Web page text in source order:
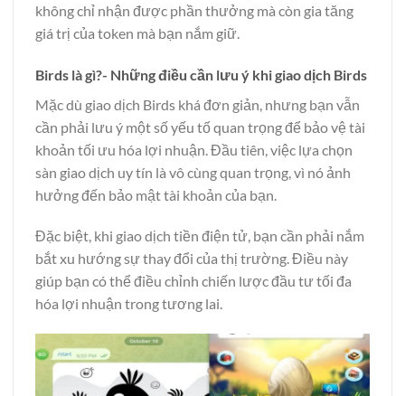
không chỉ nhận được phần thưởng mà còn gia tăng
giá trị của token mà bạn nắm giữ.
Birds là gì?- Những điều cần lưu ý khi giao dịch Birds
Mặc dù giao dịch Birds khá đơn giản, nhưng bạn vẫn
cần phải lưu ý một số yếu tố quan trọng để bảo vệ tài
khoản tối ưu hóa lợi nhuận. Đầu tiên, việc lựa chọn
sàn giao dịch uy tín là vô cùng quan trọng, vì nó ảnh
hưởng đến bảo mật tài khoản của bạn.
Đặc biệt, khi giao dịch tiền điện tử, bạn cần phải nắm
bắt xu hướng sự thay đổi của thị trường. Điều này
giúp bạn có thể điều chỉnh chiến lược đầu tư tối đa
hóa lợi nhuận trong tương lai.